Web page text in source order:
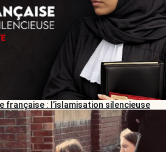
française : l’islamisation silencieuse